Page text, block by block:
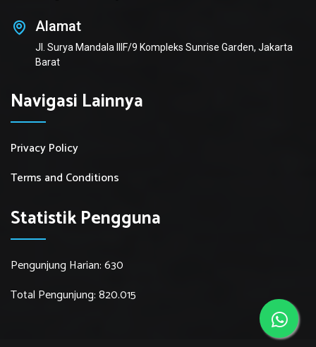
Alamat
Jl. Surya Mandala IIIF/9 Kompleks Sunrise Garden, Jakarta
Barat
Navigasi Lainnya
Privacy Policy
Terms and Conditions
Statistik Pengguna
Pengunjung Harian: 630
Total Pengunjung: 820.015